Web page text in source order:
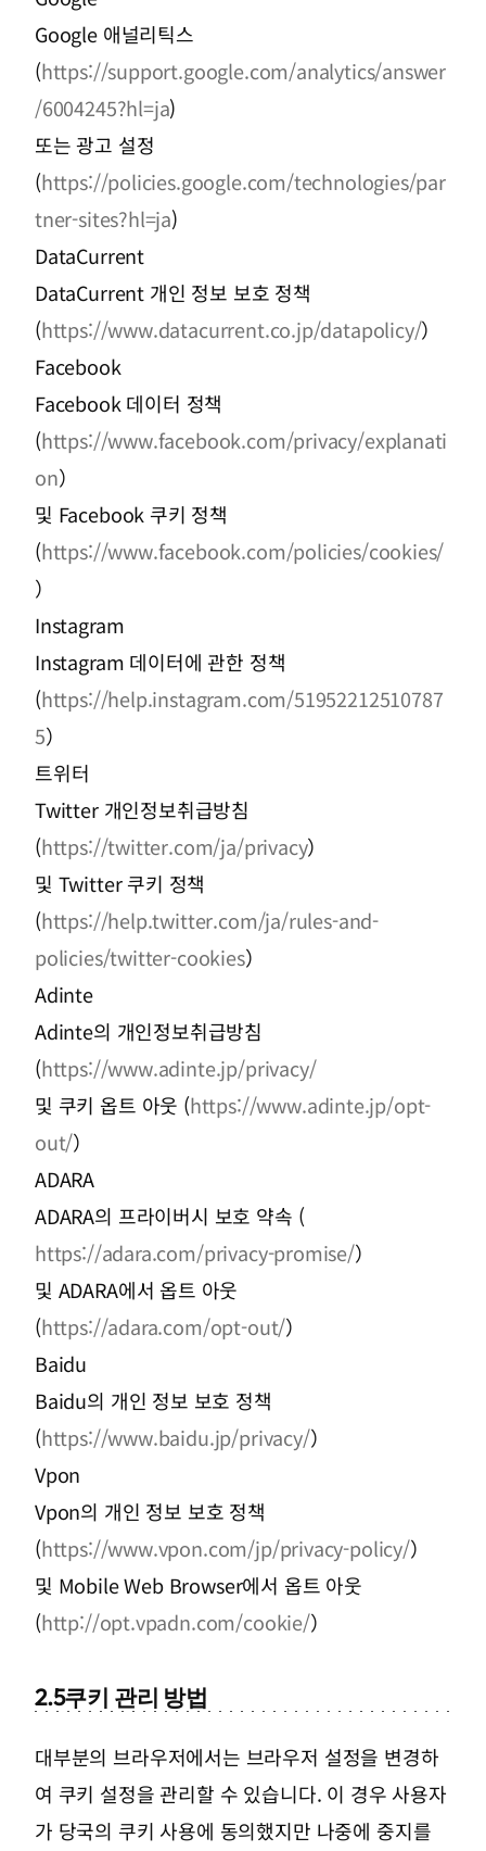
Google 애널리틱스
(https://support.google.com/analytics/answer
/6004245?hl=ja)
또는 광고 설정
(https://policies.google.com/technologies/par
tner-sites?hl=ja)
DataCurrent
DataCurrent 개인 정보 보호 정책
(https://www.datacurrent.co.jp/datapolicy/）
Facebook
Facebook 데이터 정책
(https://www.facebook.com/privacy/explanati
on）
및 Facebook 쿠키 정책
(https://www.facebook.com/policies/cookies/
）
Instagram
Instagram 데이터에 관한 정책
(https://help.instagram.com/51952212510787
5）
트위터
Twitter 개인정보취급방침
(https://twitter.com/ja/privacy）
및 Twitter 쿠키 정책
(https://help.twitter.com/ja/rules-and-
policies/twitter-cookies）
Adinte
Adinte의 개인정보취급방침
(https://www.adinte.jp/privacy/
및 쿠키 옵트 아웃 (https://www.adinte.jp/opt-
out/）
ADARA
ADARA의 프라이버시 보호 약속 (
https://adara.com/privacy-promise/）
및 ADARA에서 옵트 아웃
(https://adara.com/opt-out/）
Baidu
Baidu의 개인 정보 보호 정책
(https://www.baidu.jp/privacy/）
Vpon
Vpon의 개인 정보 보호 정책
(https://www.vpon.com/jp/privacy-policy/）
및 Mobile Web Browser에서 옵트 아웃
(http://opt.vpadn.com/cookie/）
2.5쿠키 관리 방법
대부분의 브라우저에서는 브라우저 설정을 변경하
여 쿠키 설정을 관리할 수 있습니다. 이 경우 사용자
가 당국의 쿠키 사용에 동의했지만 나중에 중지를